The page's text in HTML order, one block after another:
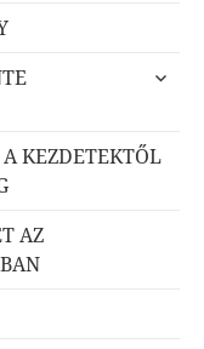
almenü
KEZDETEKTŐL
AZ